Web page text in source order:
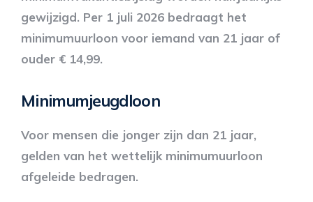
gewijzigd. Per 1 juli 2026 bedraagt het
minimumuurloon voor iemand van 21 jaar of
ouder € 14,99.
Minimumjeugdloon
Voor mensen die jonger zijn dan 21 jaar,
gelden van het wettelijk minimumuurloon
afgeleide bedragen.